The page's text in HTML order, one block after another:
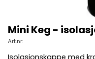
Mini Keg -
Art.nr: